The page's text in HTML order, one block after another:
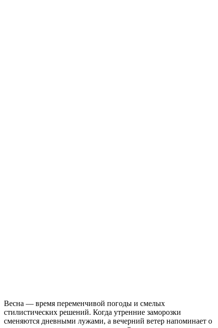
Весна — время переменчивой погоды и смелых
стилистических решений. Когда утренние заморозки
сменяются дневными лужами, а вечерний ветер напоминает о